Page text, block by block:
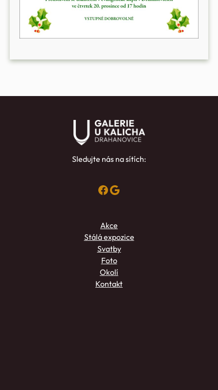
Sledujte nás na sítích:
Facebook Google
Akce
Stálá expozice
Svatby
Foto
Okolí
Kontakt